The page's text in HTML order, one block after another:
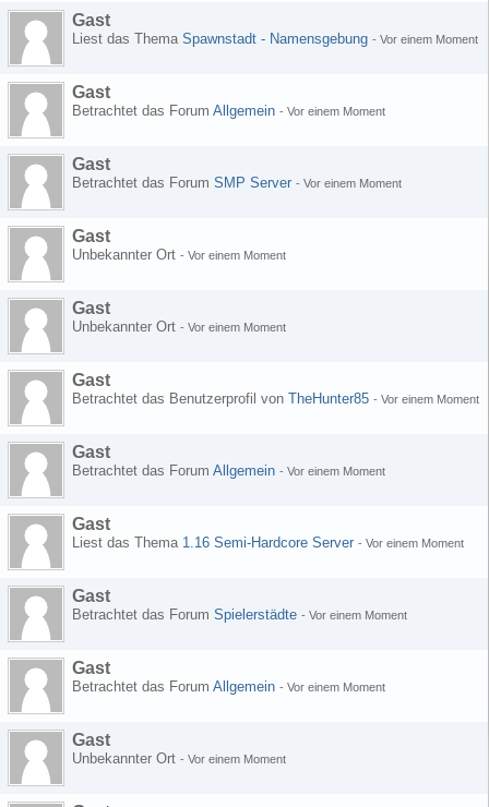
Gast
Liest das Thema Spawnstadt - Namensgebung - Vor einem Moment
Gast
Betrachtet das Forum Allgemein - Vor einem Moment
Gast
Betrachtet das Forum SMP Server - Vor einem Moment
Gast
Unbekannter Ort - Vor einem Moment
Gast
Unbekannter Ort - Vor einem Moment
Gast
Betrachtet das Benutzerprofil von TheHunter85 - Vor einem Moment
Gast
Betrachtet das Forum Allgemein - Vor einem Moment
Gast
Liest das Thema 1.16 Semi-Hardcore Server - Vor einem Moment
Gast
Betrachtet das Forum Spielerstädte - Vor einem Moment
Gast
Betrachtet das Forum Allgemein - Vor einem Moment
Gast
Unbekannter Ort - Vor einem Moment